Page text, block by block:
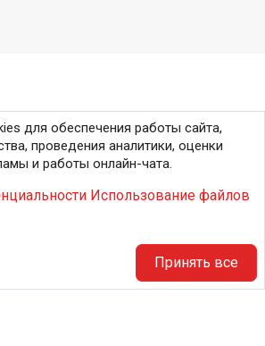
для обеспечения работы сайта,
проведения аналитики, оценки
и работы онлайн-чата.
Использование файлов
Принять все